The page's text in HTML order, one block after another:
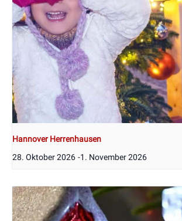
Hannover Herrenhausen
28. Oktober 2026 -1. November 2026